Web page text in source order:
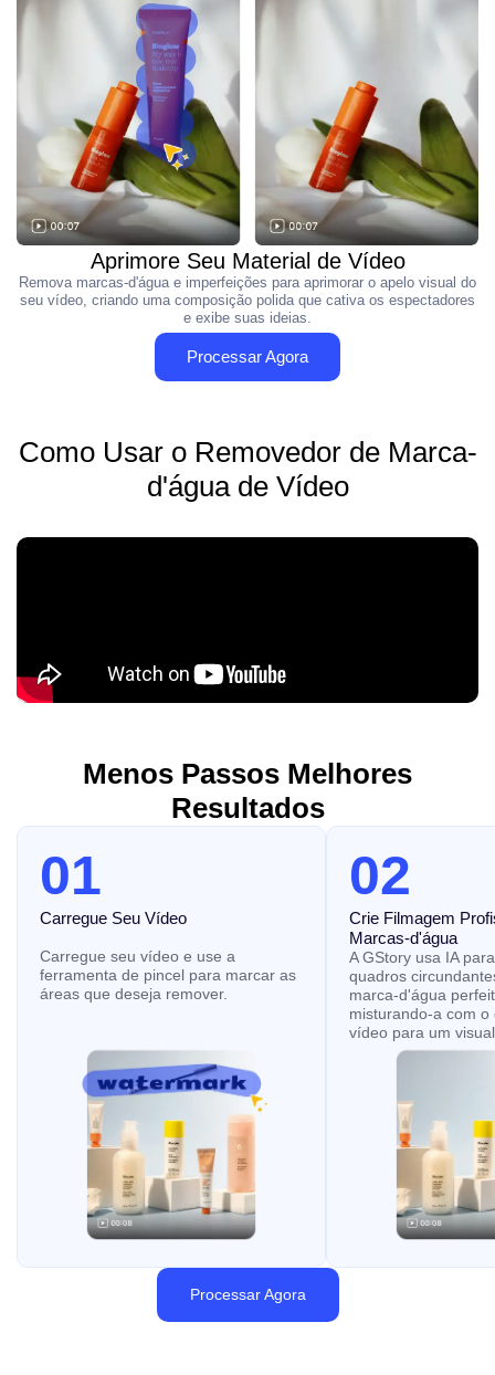
Aprimore Seu Material de Vídeo
Remova marcas-d'água e imperfeições para aprimorar o apelo visual do
seu vídeo, criando uma composição polida que cativa os espectadores
e exibe suas ideias.
Processar Agora
Como Usar o Removedor de Marca-
d'água de Vídeo
Menos Passos Melhores
Resultados
01
Carregue Seu Vídeo
Carregue seu vídeo e use a
ferramenta de pincel para marcar as
áreas que deseja remover.
02
Crie Filmagem
Marcas-d'água
A GStory usa IA
quadros
marca-d'água
misturando-a com o
vídeo para um
Processar Agora